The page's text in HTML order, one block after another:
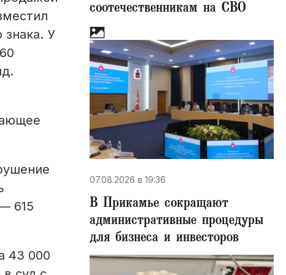
У
615
43 000
соотечественникам на СВО
07.08.2026 в 19:36
В Прикамье сокращают
административные процедуры
для бизнеса и инвесторов